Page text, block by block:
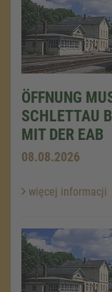
ÖFFNUNG
SCHLETTAU
MIT DER EAB
08.08.2026
więcej informacji